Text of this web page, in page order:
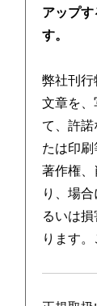
アップ
す。
弊社刊行
文章を、
て、許諾
たは印
著作権、
り、場
るいは
ります。